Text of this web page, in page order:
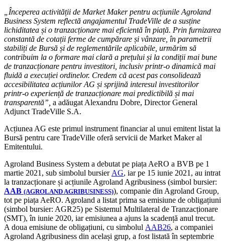
„Începerea activității de Market Maker pentru acțiunile Agroland
Business System reflectă angajamentul TradeVille de a susține
lichiditatea și o tranzacționare mai eficientă în piață. Prin furnizarea
constantă de cotații ferme de cumpărare și vânzare, în parametrii
stabiliți de Bursă și de reglementările aplicabile, urmărim să
contribuim la o formare mai clară a prețului și la condiții mai bune
de tranzacționare pentru investitori, inclusiv printr-o dinamică mai
fluidă a execuției ordinelor. Credem că acest pas consolidează
accesibilitatea acțiunilor AG și sprijină interesul investitorilor
printr-o experiență de tranzacționare mai predictibilă și mai
transparentă”, a adăugat Alexandru Dobre, Director General
Adjunct TradeVille S.A.
Acțiunea AG este primul instrument financiar al unui emitent listat la
Bursă pentru care TradeVille oferă servicii de Market Maker al
Emitentului.
Agroland Business System a debutat pe piața AeRO a BVB pe 1
martie 2021, sub simbolul bursierAG, iar pe 15 iunie 2021, au intrat
la tranzacționare și acțiunile Agroland Agribusiness (simbol bursier:
AAB (AGROLAND AGRIBUSINESS)), companie din Agroland Group,
tot pe piața AeRO. Agroland a listat prima sa emisiune de obligațiuni
(simbol bursier: AGR25) pe Sistemul Multilateral de Tranzacționare
(SMT), în iunie 2020, iar emisiunea a ajuns la scadență anul trecut.
A doua emisiune de obligațiuni, cu simbolul AAB26, a companiei
Agroland Agribusiness din același grup, a fost listată în septembrie